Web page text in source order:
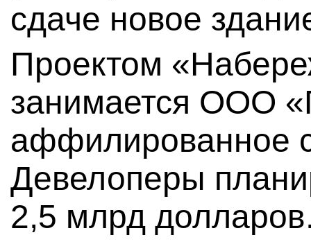
сдаче новое
Проектом
занимается ООО
аффилированное
Девелоперы
2,5 млрд